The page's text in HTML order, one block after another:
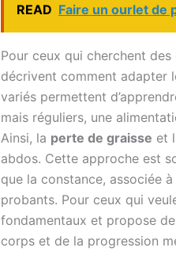
READ Faire un ourlet de
Pour ceux qui cherchent
décrivent comment adapter
variés permettent
mais réguliers, une
Ainsi, la perte de graisse et
abdos. Cette approche est
que la constance, associée
probants. Pour ceux qui
fondamentaux et propose
corps et de la progression